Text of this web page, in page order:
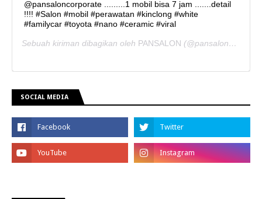
@pansaloncorporate .........1 mobil bisa 7 jam .......detail
!!!! #Salon #mobil #perawatan #kinclong #white
#familycar #toyota #nano #ceramic #viral
Sebuah kiriman dibagikan oleh PANSALON (@pansaloncorporate) pada
SOCIAL MEDIA